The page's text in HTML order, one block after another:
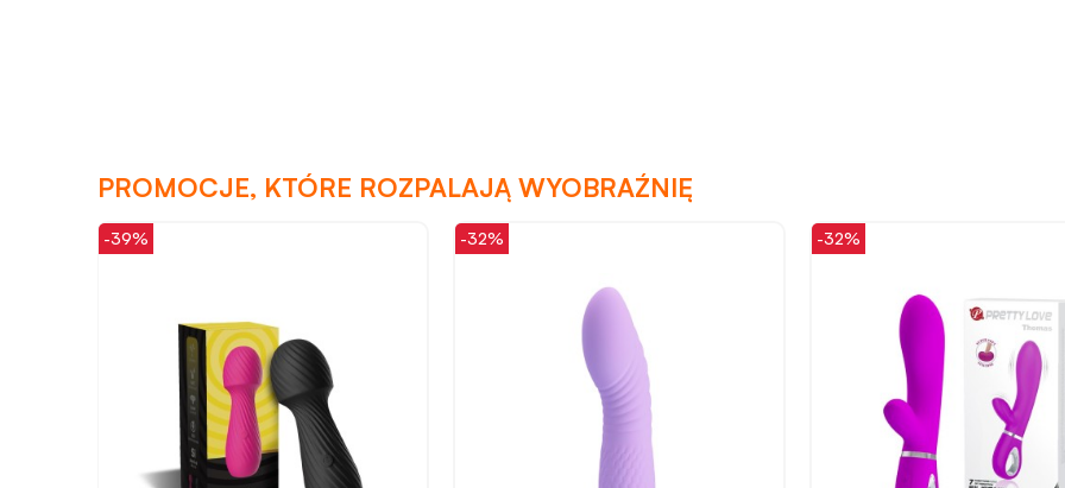
PROMOCJE, KTÓRE ROZPALAJĄ WYOBRAŹNIĘ
-32% -32% -32%